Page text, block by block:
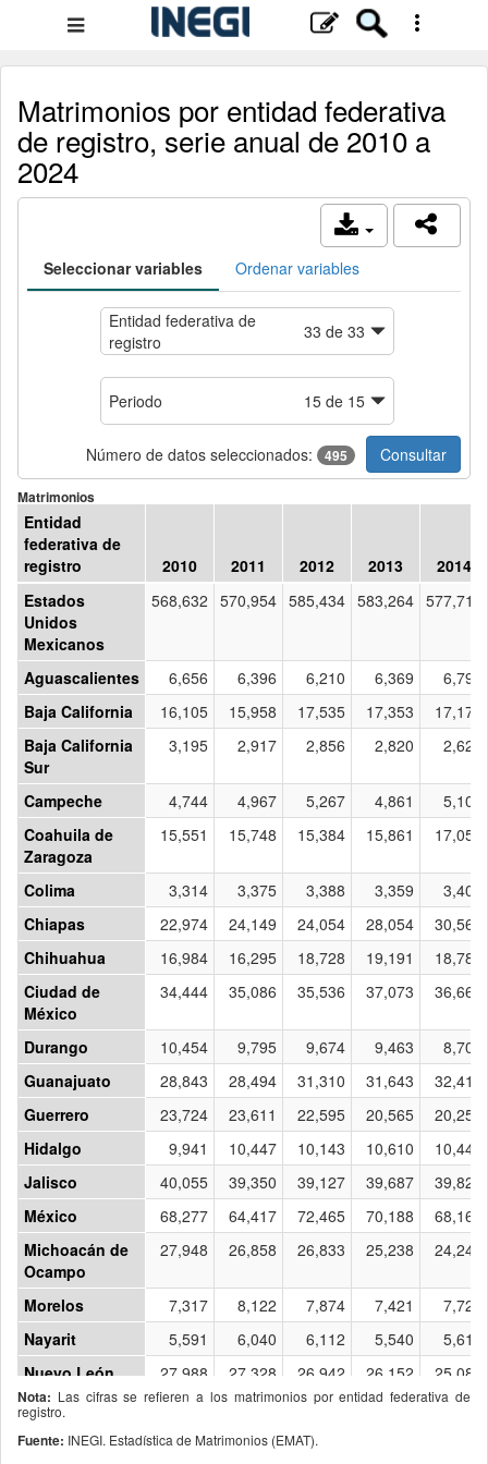
Menú
Matrimonios por entidad federativa
de registro, serie anual de 2010 a
2024
Seleccionar variables Ordenar variables
Entidad federativa de
registro
33 de 33
Periodo 15de 15
Número de datos seleccionados: 495 Consultar
Matrimonios
Entidad
federativa de
registro
2010 2011 2012 2013
2014
Estados
Unidos
Mexicanos
568,632 570,954 585,434 583,264 577,713
Aguascalientes 6,656 6,396 6,210 6,369
6,790
Baja California
16,105 15,958 17,535 17,353
17,176
Baja California
Sur
3,195 2,917 2,856 2,820 2,620
Campeche 4,744 4,967 5,267 4,861
5,109
Coahuila de
Zaragoza
15,551 15,748 15,384 15,861 17,055
Colima 3,314 3,375 3,388 3,359
3,400
Chiapas
22,974 24,149 24,054 28,054
30,560
Chihuahua
16,984 16,295 18,728 19,191
18,789
Ciudad de
México
34,444 35,086 35,536 37,073 36,664
Durango 10,454 9,795 9,674 9,463
8,704
Guanajuato
28,843 28,494 31,310 31,643
32,415
Guerrero
23,724 23,611 22,595 20,565
20,250
Hidalgo
9,941 10,447 10,143 10,610
10,446
Jalisco
40,055 39,350 39,127 39,687
39,821
México
68,277 64,417 72,465 70,188
68,166
Michoacán de
Ocampo
27,948 26,858 26,833 25,238 24,240
Morelos 7,317 8,122 7,874 7,421
7,727
Nayarit
5,591 6,040 6,112 5,540
5,616
Nuevo León
27,988 27,328 26,942 26,152
25,084
Oaxaca
20,373 21,092 20,922 20,259
17,301
Puebla
20,483 19,441 21,027
Nota: Las cifras se refieren a los matrimonios por entidad federativa de
Fuente: